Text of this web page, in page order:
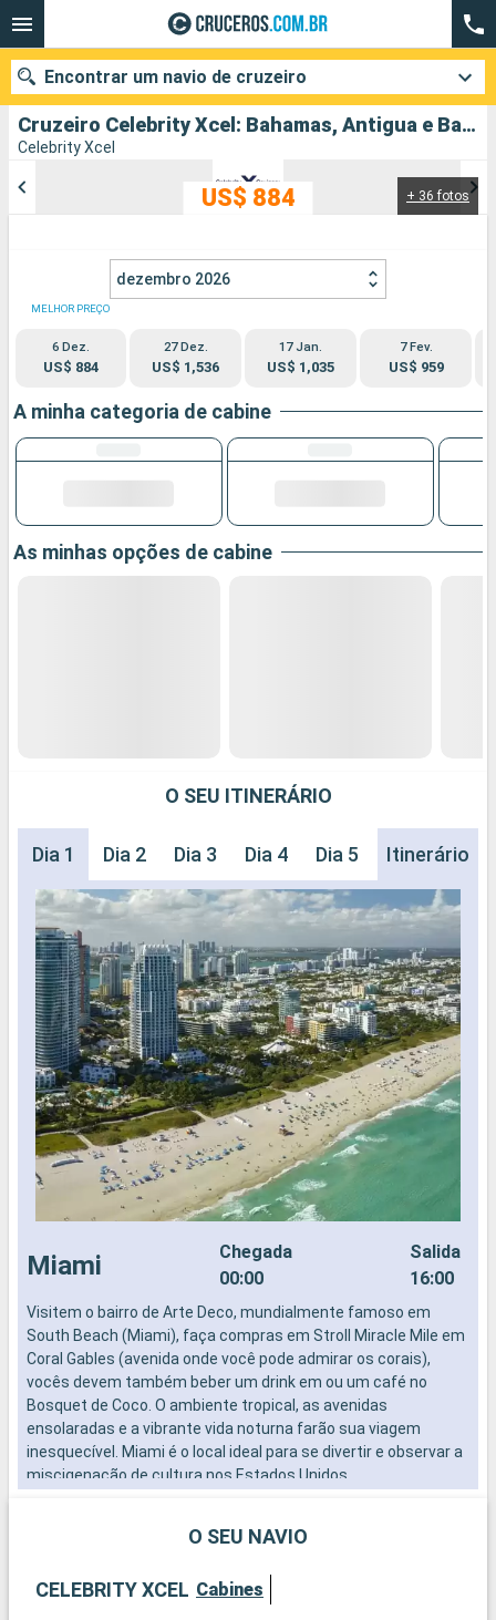
Cruzeiro Celebrity Xcel: Bahamas, Antigua e Barbuda, Estados Unidos partindo de Miami
Celebrity Xcel
+ 36 fotos
US$ 884
dezembro 2026
MELHOR PREÇO
6 Dez.
US$ 884
27 Dez.
US$ 1,536
17 Jan.
US$ 1,035
7 Fev.
US$ 959
A minha categoria de cabine
As minhas opções de cabine
O SEU ITINERÁRIO
Dia 1 Dia 2 Dia 3 Dia 4 Dia 5 Dia 6 Dia
Itinerário
Miami
Chegada
00:00
Salida
16:00
Visitem o bairro de Arte Deco, mundialmente famoso em
South Beach (Miami), faça compras em Stroll Miracle Mile em
Coral Gables (avenida onde você pode admirar os corais),
vocês devem também beber um drink em ou um café no
Bosquet de Coco. O ambiente tropical, as avenidas
ensolaradas e a vibrante vida noturna farão sua viagem
inesquecível. Miami é o local ideal para se divertir e observar a
miscigenação de cultura nos Estados Unidos.
O SEU NAVIO
CELEBRITY XCEL Cabines
Encontrar um navio de cruzeiro
Cidades Companhias
Pesquisar